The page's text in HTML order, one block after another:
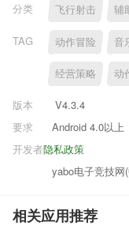
分类
飞行射击 辅
TAG 动作冒险 音
经营策略 动
版本
V4.3.4
要求
Android 4.0以上
隐私政策
开发者
yabo电子竞技网
相关应用推荐